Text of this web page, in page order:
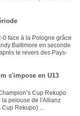
0 face à la Pologne grâce
Baltimore en seconde
le revers des Pays-
s'impose en U13
Cup Rekupo
la pelouse de l'Allianz
Rekupo) ...